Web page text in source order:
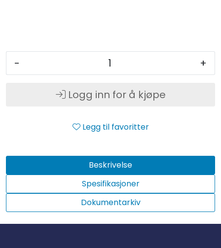
- +
Logg inn for å kjøpe
Legg til favoritter
Beskrivelse
Spesifikasjoner
Dokumentarkiv